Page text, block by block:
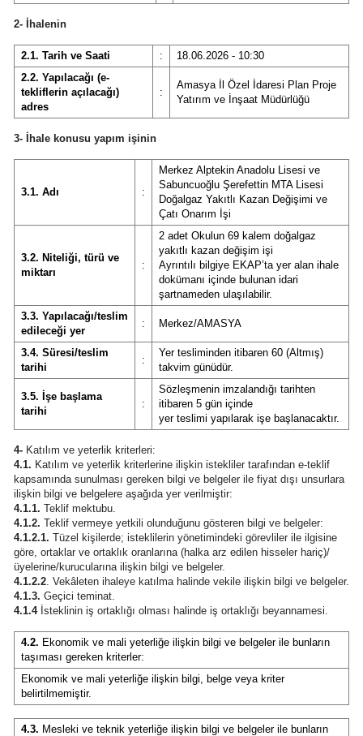
2- İhalenin
2.1. Tarih ve Saati :
18.06.2026 - 10:30
2.2. Yapılacağı (e-
tekliflerin açılacağı)
adres
:
Amasya İl Özel İdaresi Plan Proje
Yatırım ve İnşaat Müdürlüğü
3- İhale konusu yapım işinin
3.1. Adı :
Merkez Alptekin Anadolu Lisesi ve
Sabuncuoğlu Şerefettin MTA Lisesi
Doğalgaz Yakıtlı Kazan Değişimi ve
Çatı Onarım İşi
3.2. Niteliği, türü ve
miktarı
:
2 adet Okulun 69 kalem doğalgaz
yakıtlı kazan değişim işi
Ayrıntılı bilgiye EKAP’ta yer alan ihale
dokümanı içinde bulunan idari
şartnameden ulaşılabilir.
3.3. Yapılacağı/teslim
edileceği yer
: Merkez/AMASYA
3.4. Süresi/teslim
tarihi
:
Yer tesliminden itibaren 60 (Altmış)
takvim günüdür.
3.5. İşe başlama
tarihi
:
Sözleşmenin imzalandığı tarihten
itibaren 5 gün içinde
yer teslimi yapılarak işe başlanacaktır.
4- Katılım ve yeterlik kriterleri:
4.1. Katılım ve yeterlik kriterlerine ilişkin istekliler tarafından e-teklif
kapsamında sunulması gereken bilgi ve belgeler ile fiyat dışı unsurlara
ilişkin bilgi ve belgelere aşağıda yer verilmiştir:
4.1.1. Teklif mektubu.
4.1.2. Teklif vermeye yetkili olunduğunu gösteren bilgi ve belgeler:
4.1.2.1. Tüzel kişilerde; isteklilerin yönetimindeki görevliler ile ilgisine
göre, ortaklar ve ortaklık oranlarına (halka arz edilen hisseler hariç)/
üyelerine/kurucularına ilişkin bilgi ve belgeler.
4.1.2.2 . Vekâleten ihaleye katılma halinde vekile ilişkin bilgi ve belgeler.
4.1.3. Geçici teminat.
4.1.4 İsteklinin iş ortaklığı olması halinde iş ortaklığı beyannamesi.
4.2. Ekonomik ve mali yeterliğe ilişkin bilgi ve belgeler ile bunların
taşıması gereken kriterler:
Ekonomik ve mali yeterliğe ilişkin bilgi, belge veya kriter
belirtilmemiştir.
4.3. Mesleki ve teknik yeterliğe ilişkin bilgi ve belgeler ile bunların